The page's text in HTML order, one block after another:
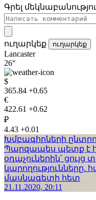
Գրել
ուղարկեք ուղարկեք
Lancaster
26°
$
365.84 +0.65
€
422.61 +0.62
₽
4.43 +0.01
Խմբագիրների
Պարզապես պետք է
օդաչուներին՝ ցույց
կարողությունները.
մասնագետի հետ
21.11.2020, 20:11